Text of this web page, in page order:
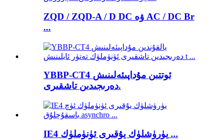
ZQD / ZQD-A / D DC ۋە AC / DC Br
...
YBBP-CT4 ئوتتىن مۇداپىئەلىنىش
دەرىجىدىن تاشقىرى.
IE4 يۈرۈشلۈك يۇقىرى ئۈنۈملۈك ...